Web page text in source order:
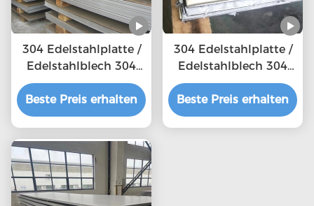
304 Edelstahlplatte /
Edelstahlblech 304
mit Spiegelfläche
Beste Preis erhalten
304 Edelstahlplatte /
Edelstahlblech 304
mit Spiegelfläche
Beste Preis erhalten